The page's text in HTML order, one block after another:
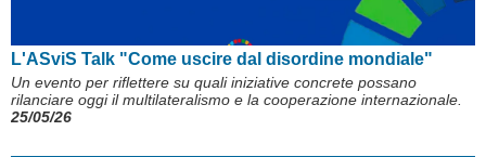
L'ASviS Talk "Come uscire dal disordine mondiale"
Un evento per riflettere su quali iniziative concrete possano
rilanciare oggi il multilateralismo e la cooperazione internazionale.
25/05/26